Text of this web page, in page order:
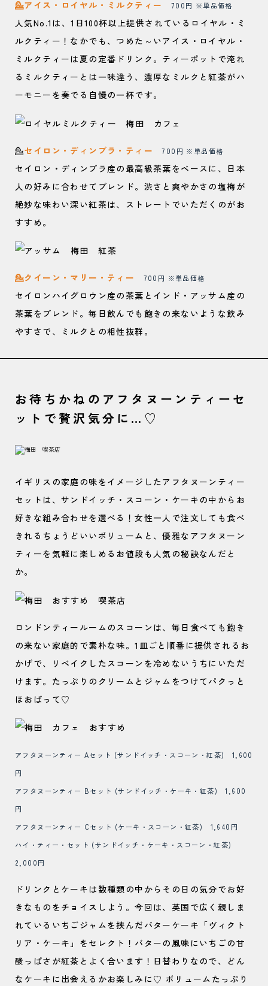
💁アイス・ロイヤル・ミルクティー700円 ※単品価格
人気No.1は、1日100杯以上提供されているロイヤル・ミ
ルクティー！なかでも、つめた～いアイス・ロイヤル・
ミルクティーは夏の定番ドリンク。ティーポットで淹れ
るミルクティーとは一味違う、濃厚なミルクと紅茶がハ
ーモニーを奏でる自慢の一杯です。
💁セイロン・ディンブラ・ティー700円 ※単品価格
セイロン・ディンブラ産の最高級茶葉をベースに、日本
人の好みに合わせてブレンド。渋さと爽やかさの塩梅が
絶妙な味わい深い紅茶は、ストレートでいただくのがお
すすめ。
💁クイーン・マリー・ティー 700円 ※単品価格
セイロンハイグロウン産の茶葉とインド・アッサム産の
茶葉をブレンド。毎日飲んでも飽きの来ないような飲み
やすさで、ミルクとの相性抜群。
お待ちかねのアフタヌーンティーセ
ットで贅沢気分に…♡
イギリスの家庭の味をイメージしたアフタヌーンティー
セットは、サンドイッチ・スコーン・ケーキの中からお
好きな組み合わせを選べる！女性一人で注文しても食べ
きれるちょうどいいボリュームと、優雅なアフタヌーン
ティーを気軽に楽しめるお値段も人気の秘訣なんだと
か。
ロンドンティールームのスコーンは、毎日食べても飽き
の来ない家庭的で素朴な味。1皿ごと順番に提供されるお
かげで、リベイクしたスコーンを冷めないうちにいただ
けます。たっぷりのクリームとジャムをつけてパクっと
ほおばって♡
アフタヌーンティー Aセット (サンドイッチ・スコーン・紅茶) 1,600
円
アフタヌーンティー Bセット (サンドイッチ・ケーキ・紅茶) 1,600
円
アフタヌーンティー Cセット (ケーキ・スコーン・紅茶) 1,640円
ハイ・ティー・セット (サンドイッチ・ケーキ・スコーン・紅茶)
2,000円
ドリンクとケーキは数種類の中からその日の気分でお好
きなものをチョイスしよう。今回は、英国で広く親しま
れているいちごジャムを挟んだバターケーキ「ヴィクト
リア・ケーキ」をセレクト！バターの風味にいちごの甘
酸っぱさが紅茶とよく合います！日替わりなので、どん
なケーキに出会えるかお楽しみに♡ ボリュームたっぷり